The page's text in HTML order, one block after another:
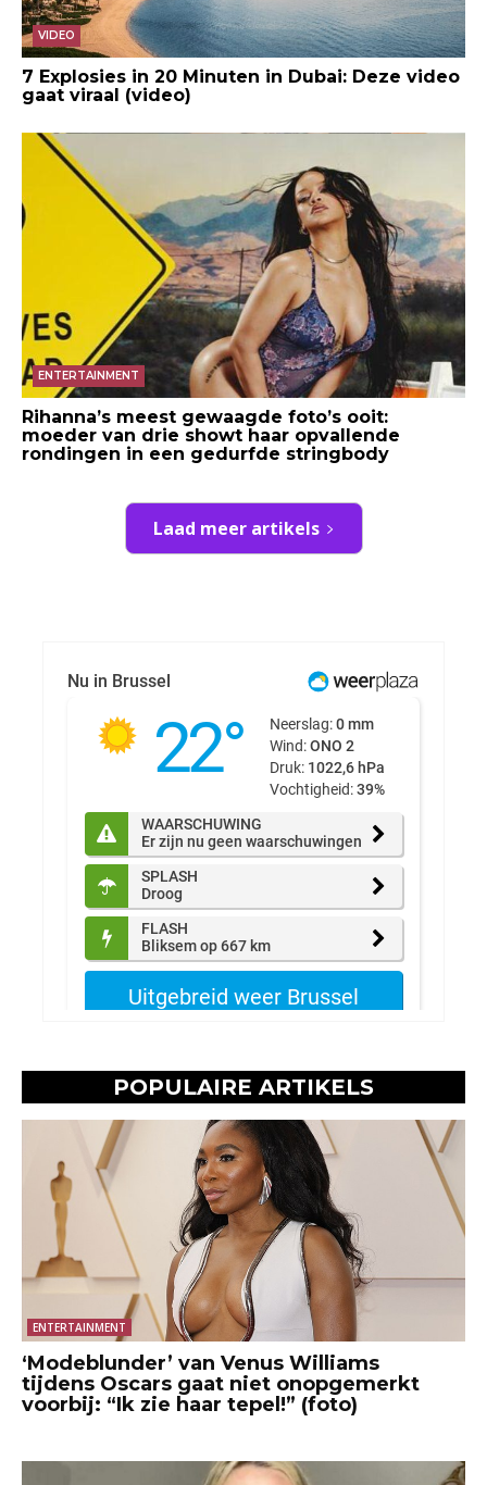
VIDEO
7 Explosies in 20 Minuten in Dubai: Deze video
gaat viraal (video)
ENTERTAINMENT
Rihanna’s meest gewaagde foto’s ooit:
moeder van drie showt haar opvallende
rondingen in een gedurfde stringbody
Laad meer artikels
POPULAIRE ARTIKELS
ENTERTAINMENT
‘Modeblunder’ van Venus Williams
tijdens Oscars gaat niet onopgemerkt
voorbij: “Ik zie haar tepel!” (foto)